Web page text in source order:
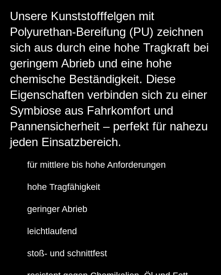
Unsere Kunststofffelgen mit
Polyurethan-Bereifung (PU) zeichnen
sich aus durch eine hohe Tragkraft bei
geringem Abrieb und eine hohe
chemische Beständigkeit. Diese
Eigenschaften verbinden sich zu einer
Symbiose aus Fahrkomfort und
Pannensicherheit – perfekt für nahezu
jeden Einsatzbereich.
für mittlere bis hohe Anforderungen
hohe Tragfähigkeit
geringer Abrieb
leichtlaufend
stoß- und schnittfest